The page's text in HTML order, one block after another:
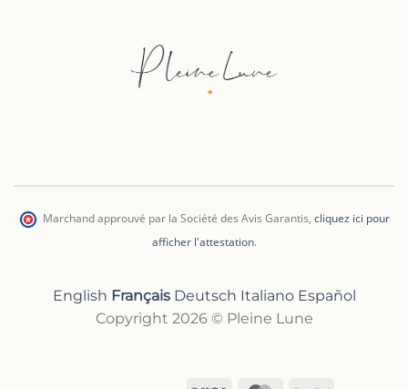
Marchand approuvé par la Société des Avis Garantis, cliquez ici pour
afficher l'attestation.
English Français Deutsch Italiano Español
Copyright 2026 © Pleine Lune